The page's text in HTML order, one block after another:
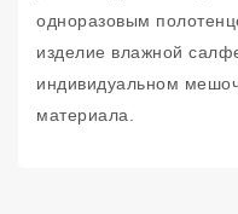
одноразовым
изделие влажной
индивидуальном
материала.